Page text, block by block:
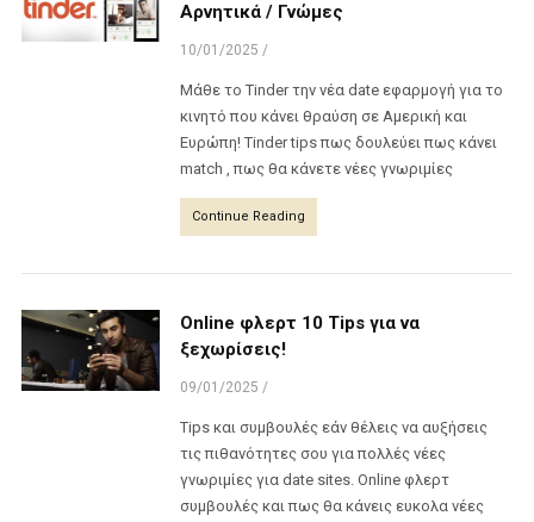
Αρνητικά / Γνώμες
10/01/2025 /
Μάθε το Tinder την νέα date εφαρμογή για το
κινητό που κάνει θραύση σε Αμερική και
Ευρώπη! Tinder tips πως δουλεύει πως κάνει
match , πως θα κάνετε νέες γνωριμίες
Continue Reading
Online φλερτ 10 Tips για να
ξεχωρίσεις!
09/01/2025 /
Tips και συμβουλές εάν θέλεις να αυξήσεις
τις πιθανότητες σου για πολλές νέες
γνωριμίες για date sites. Online φλερτ
συμβουλές και πως θα κάνεις ευκολα νέες